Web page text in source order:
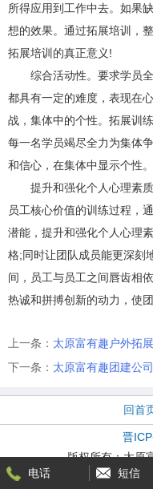
所得应用到工作中去。如果
想的效果。通过拓展培训，
拓展培训的真正意义!
综合活动性。要求学员
都具有一定的难度，表现在
战，集体中的个性。拓展训
每一名学员竭尽全力为集体
和信心，在集体中显示个性。
提升和强化个人心理素
员工核心价值的训练过程，
潜能，提升和强化个人心理
格;同时让团队成员能更深刻
间，员工与员工之间唇齿相
热诚和拼搏创新的动力，使
上一条： 太原富有趣户外拓
下一条： 太原富有趣团建公
电话 短信
回首
晋
版权所有：太原
技术支